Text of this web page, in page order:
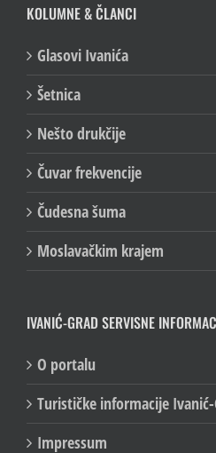
KOLUMNE & ČLANCI
Glasovi Ivanića
Šetnica
Nešto drukčije
Čuvar frekvencije
Čudesna šuma
Moslavačkim krajem
IVANIĆ-GRAD SERVISNE
O portalu
Turističke informacije Ivanić-
Impressum